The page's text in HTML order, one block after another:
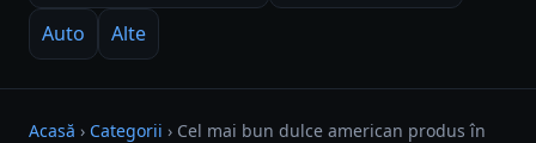
Auto
Alte
Acasă › Categorii › Cel mai bun dulce american produs în